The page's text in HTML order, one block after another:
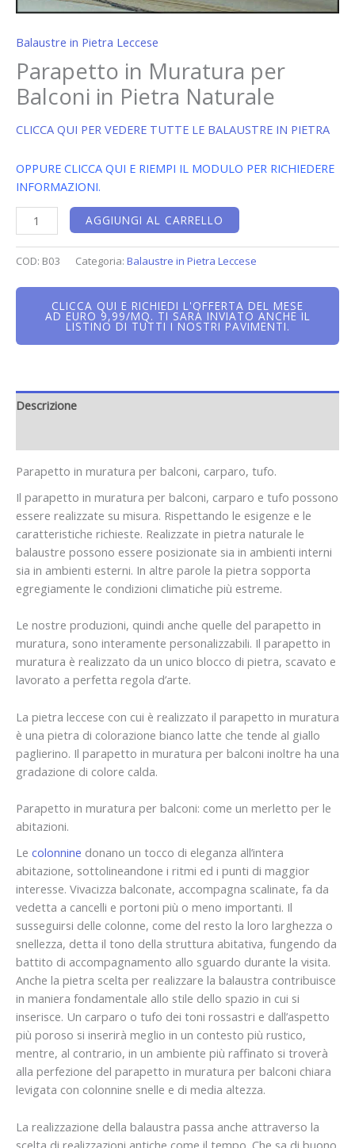
Balaustre in Pietra Leccese
Parapetto in Muratura per
Balconi in Pietra Naturale
CLICCA QUI PER VEDERE TUTTE LE BALAUSTRE IN PIETRA
OPPURE CLICCA QUI E RIEMPI IL MODULO PER RICHIEDERE
INFORMAZIONI.
AGGIUNGI AL CARRELLO
COD: B03 Categoria: Balaustre in Pietra Leccese
CLICCA QUI E RICHIEDI L'OFFERTA DEL MESE
AD EURO 9,99/MQ. TI SARÀ INVIATO ANCHE IL
LISTINO DI TUTTI I NOSTRI PAVIMENTI.
Descrizione
Parapetto in muratura per balconi, carparo, tufo.
Il parapetto in muratura per balconi, carparo e tufo possono
essere realizzate su misura. Rispettando le esigenze e le
caratteristiche richieste. Realizzate in pietra naturale le
balaustre possono essere posizionate sia in ambienti interni
sia in ambienti esterni. In altre parole la pietra sopporta
egregiamente le condizioni climatiche più estreme.
Le nostre produzioni, quindi anche quelle del parapetto in
muratura, sono interamente personalizzabili. Il parapetto in
muratura è realizzato da un unico blocco di pietra, scavato e
lavorato a perfetta regola d’arte.
La pietra leccese con cui è realizzato il parapetto in muratura
è una pietra di colorazione bianco latte che tende al giallo
paglierino. Il parapetto in muratura per balconi inoltre ha una
gradazione di colore calda.
Parapetto in muratura per balconi: come un merletto per le
abitazioni.
Le colonnine donano un tocco di eleganza all’intera
abitazione, sottolineandone i ritmi ed i punti di maggior
interesse. Vivacizza balconate, accompagna scalinate, fa da
vedetta a cancelli e portoni più o meno importanti. Il
susseguirsi delle colonne, come del resto la loro larghezza o
snellezza, detta il tono della struttura abitativa, fungendo da
battito di accompagnamento allo sguardo durante la visita.
Anche la pietra scelta per realizzare la balaustra contribuisce
in maniera fondamentale allo stile dello spazio in cui si
inserisce. Un carparo o tufo dei toni rossastri e dall’aspetto
più poroso si inserirà meglio in un contesto più rustico,
mentre, al contrario, in un ambiente più raffinato si troverà
alla perfezione del parapetto in muratura per balconi chiara
levigata con colonnine snelle e di media altezza.
La realizzazione della balaustra passa anche attraverso la
scelta di realizzazioni antiche come il tempo. Che sa di buono